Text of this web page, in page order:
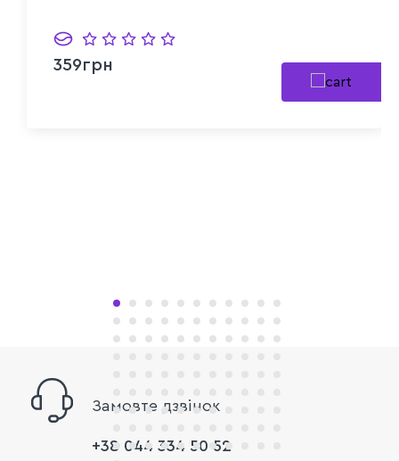
359грн
Замовте дзвінок
+38 044 334 50 52